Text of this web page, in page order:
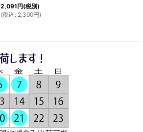
2,091円(税別)
(税込 : 2,300円)